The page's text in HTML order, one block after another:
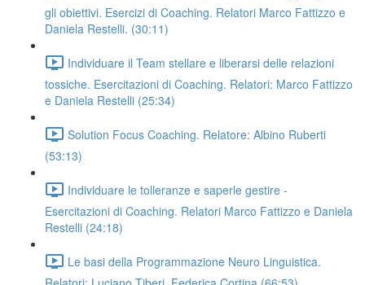
gli obiettivi. Esercizi di Coaching. Relatori Marco Fattizzo e
Daniela Restelli. (30:11)
Individuare il Team stellare e liberarsi delle relazioni
tossiche. Esercitazioni di Coaching. Relatori: Marco Fattizzo
e Daniela Restelli (25:34)
Solution Focus Coaching. Relatore: Albino Ruberti
(53:13)
Individuare le tolleranze e saperle gestire -
Esercitazioni di Coaching. Relatori Marco Fattizzo e Daniela
Restelli (24:18)
Le basi della Programmazione Neuro Linguistica.